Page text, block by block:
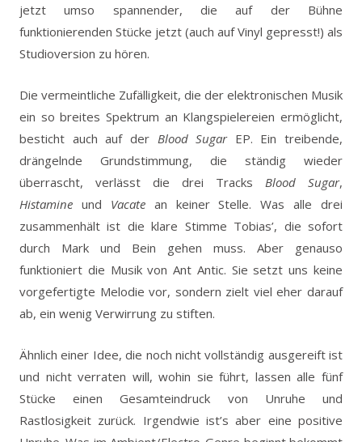
jetzt umso spannender, die auf der Bühne
funktionierenden Stücke jetzt (auch auf Vinyl gepresst!) als
Studioversion zu hören.
Die vermeintliche Zufälligkeit, die der elektronischen Musik
ein so breites Spektrum an Klangspielereien ermöglicht,
besticht auch auf der Blood SugarEP. Ein treibende,
drängelnde Grundstimmung, die ständig wieder
überrascht, verlässt die drei Tracks Blood Sugar,
Histamine und Vacatean keiner Stelle. Was alle drei
zusammenhält ist die klare Stimme Tobias’, die sofort
durch Mark und Bein gehen muss. Aber genauso
funktioniert die Musik von Ant Antic. Sie setzt uns keine
vorgefertigte Melodie vor, sondern zielt viel eher darauf
ab, ein wenig Verwirrung zu stiften.
Ähnlich einer Idee, die noch nicht vollständig ausgereift ist
und nicht verraten will, wohin sie führt, lassen alle fünf
Stücke einen Gesamteindruck von Unruhe und
Rastlosigkeit zurück. Irgendwie ist’s aber eine positive